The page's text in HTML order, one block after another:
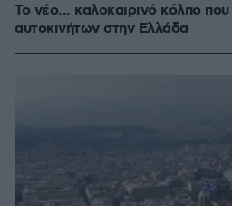
Το νέο... καλοκαιρινό κόλπο
αυτοκινήτων στην Ελλάδα